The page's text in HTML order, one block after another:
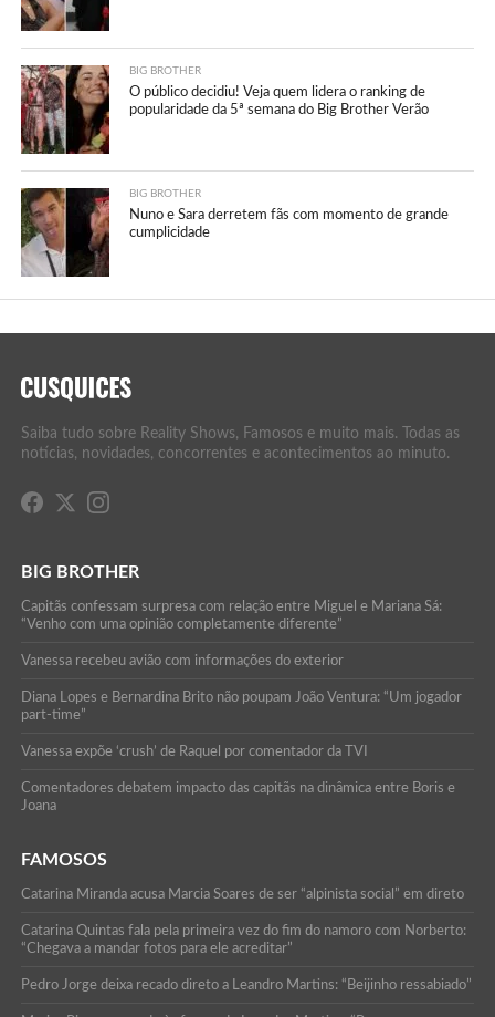
BIG BROTHER
O público decidiu! Veja quem lidera o ranking de
popularidade da 5ª semana do Big Brother Verão
BIG BROTHER
Nuno e Sara derretem fãs com momento de grande
cumplicidade
Saiba tudo sobre Reality Shows, Famosos e muito mais. Todas as
notícias, novidades, concorrentes e acontecimentos ao minuto.
BIG BROTHER
Capitãs confessam surpresa com relação entre Miguel e Mariana Sá:
“Venho com uma opinião completamente diferente”
Vanessa recebeu avião com informações do exterior
Diana Lopes e Bernardina Brito não poupam João Ventura: “Um jogador
part-time”
Vanessa expõe ‘crush’ de Raquel por comentador da TVI
Comentadores debatem impacto das capitãs na dinâmica entre Boris e
Joana
FAMOSOS
Catarina Miranda acusa Marcia Soares de ser “alpinista social” em direto
Catarina Quintas fala pela primeira vez do fim do namoro com Norberto:
“Chegava a mandar fotos para ele acreditar”
Pedro Jorge deixa recado direto a Leandro Martins: “Beijinho ressabiado”